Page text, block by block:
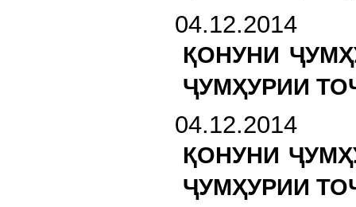
04.12.2014
ҚОНУНИ
ҶУМҲУРИИ
04.12.2014
ҚОНУНИ
ҶУМҲУРИИ